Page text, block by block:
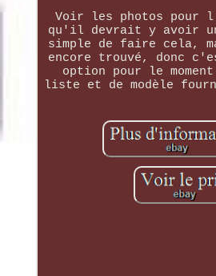
Voir les photos pour
qu'il devrait y avoir
simple de faire cela,
encore trouvé, donc
option pour le
liste et de modèle